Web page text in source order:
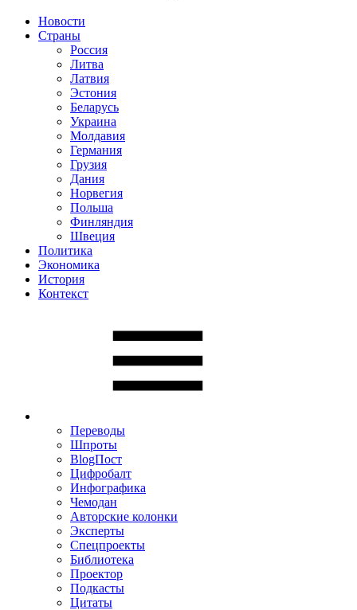
Новости
Страны
Россия
Литва
Латвия
Эстония
Беларусь
Украина
Молдавия
Германия
Грузия
Дания
Норвегия
Польша
Финляндия
Швеция
Политика
Экономика
История
Контекст
Переводы
Шпроты
BlogПост
Цифробалт
Инфографика
Чемодан
Авторские колонки
Эксперты
Спецпроекты
Библиотека
Проектор
Подкасты
Цитаты